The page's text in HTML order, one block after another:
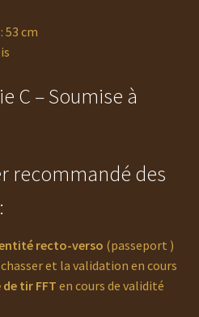
53 cm
C – Soumise à
recommandé des
recto-verso (passeport )
et la validation en cours
tir FFT en cours de validité